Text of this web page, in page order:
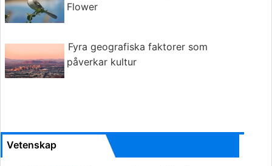
Flower
Fyra geografiska faktorer som
påverkar kultur
Vetenskap